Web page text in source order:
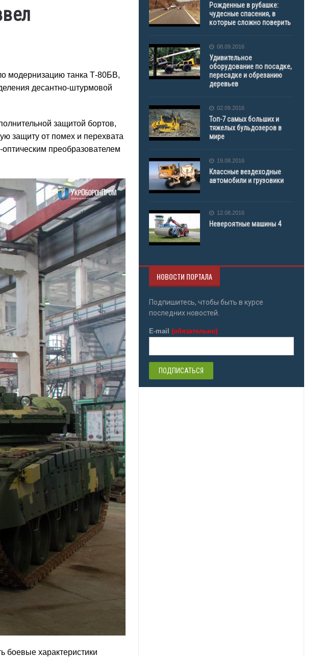
модернизацию танка Т-80БВ,
десантно-штурмовой
защитой бортов,
защиту от помех и перехвата
преобразователем
боевые характеристики
Рожденные в рубашке:
чудесные спасения, в
которые сложно поверить
08.09.2016
Удивительное
оборудование по посадке,
пересадке и обрезанию
деревьев
02.09.2016
Топ-7 самых больших и
тяжелых бульдозеров в
мире
19.08.2016
Классные вездеходные
автомобили и грузовики
12.08.2016
Невероятные машины 4
НОВОСТИ ПОРТАЛА
Подпишитесь, чтобы быть в курсе
последних новостей.
E-mail (обязательно)